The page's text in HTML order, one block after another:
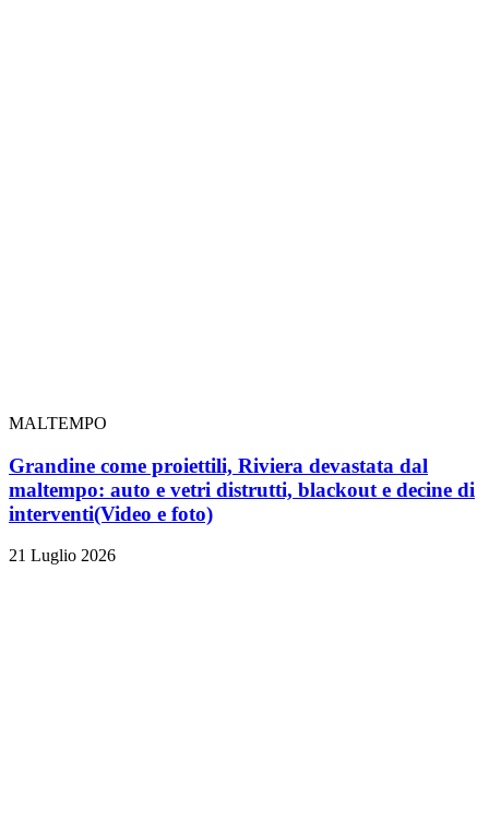
MALTEMPO
Grandine come proiettili, Riviera devastata dal
maltempo: auto e vetri distrutti, blackout e decine di
interventi(Video e foto)
21 Luglio 2026